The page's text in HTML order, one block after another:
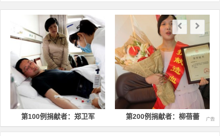
第100例捐献者：郑卫军 第200例捐献者：柳蓓蕾